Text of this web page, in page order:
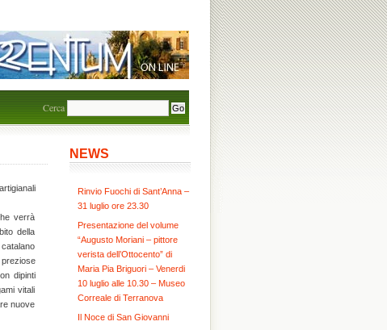
Cerca
verrà
della
dipinti
vitali
nuove
NEWS
Rinvio Fuochi di Sant’Anna –
31 luglio ore 23.30
Presentazione del volume
“Augusto Moriani – pittore
verista dell’Ottocento” di
Maria Pia Briguori – Venerdi
10 luglio alle 10.30 – Museo
Correale di Terranova
Il Noce di San Giovanni